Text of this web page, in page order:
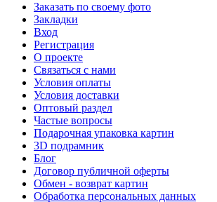
Заказать по своему фото
Закладки
Вход
Регистрация
О проекте
Связаться с нами
Условия оплаты
Условия доставки
Оптовый раздел
Частые вопросы
Подарочная упаковка картин
3D подрамник
Блог
Договор публичной оферты
Обмен - возврат картин
Обработка персональных данных